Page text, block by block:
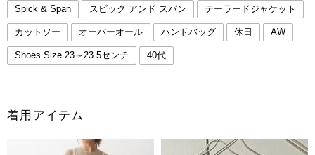
Spick & Span スピック アンド スパン テーラードジャケット
カットソー オーバーオール ハンドバッグ 休日 AW
Shoes Size 23～23.5センチ 40代
着用アイテム